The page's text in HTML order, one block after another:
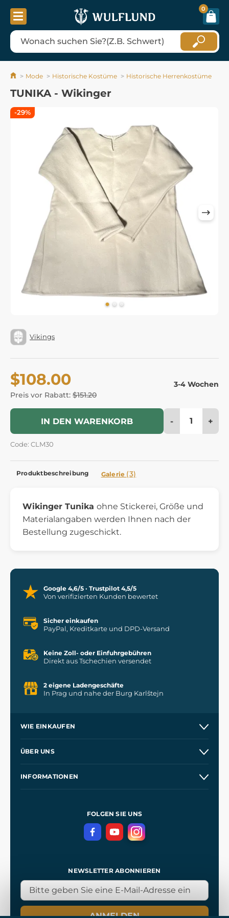
0
Mode Historische Kostüme Historische Herrenkostüme
TUNIKA - Wikinger
Vikings
$108.00
Preis vor Rabatt: $151.20
3-4 Wochen
IN DEN WARENKORB - +
Code: CLM30
-29%
Produktbeschreibung Galerie (3)
Wikinger Tunika ohne Stickerei, Größe und
Materialangaben werden Ihnen nach der
Bestellung zugeschickt.
Google 4,6/5 · Trustpilot 4,5/5
Von verifizierten Kunden bewertet
Sicher einkaufen
PayPal, Kreditkarte und DPD-Versand
Keine Zoll- oder Einfuhrgebühren
Direkt aus Tschechien versendet
2 eigene Ladengeschäfte
In Prag und nahe der Burg Karlštejn
WIE EINKAUFEN
Kontakt
ÜBER UNS
INFORMATIONEN
DatenschutzerklärungFOLGEN SIE UNS
NEWSLETTER ABONNIEREN
ANMELDEN